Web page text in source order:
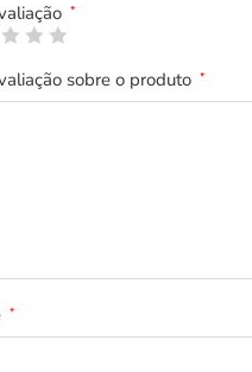
*
sobre o produto *
*